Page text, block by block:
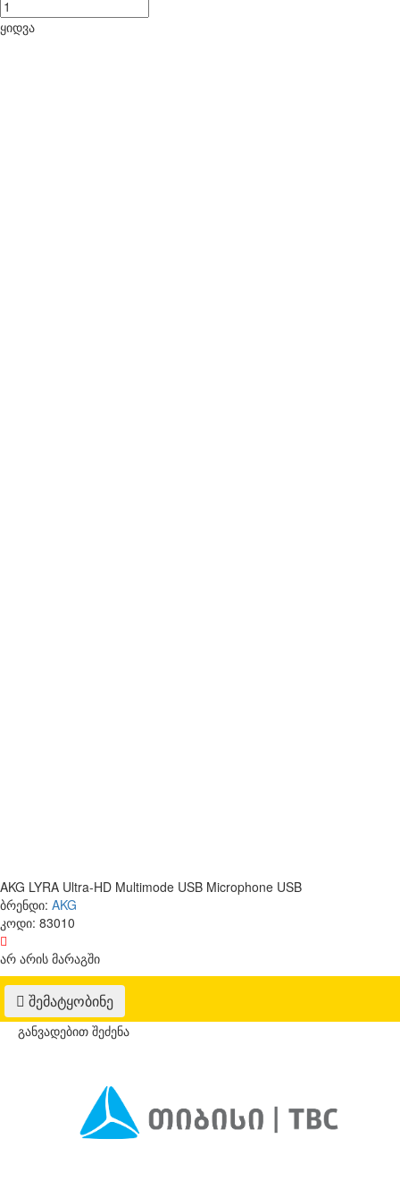
ყიდვა
AKG LYRA Ultra-HD Multimode USB Microphone USB
ბრენდი: AKG
კოდი: 83010
არ არის მარაგში
შემატყობინე
განვადებით შეძენა